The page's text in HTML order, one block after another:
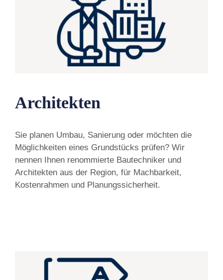
Architekten
Sie planen Umbau, Sanierung oder möchten die
Möglichkeiten eines Grundstücks prüfen? Wir
nennen Ihnen renommierte Bautechniker und
Architekten aus der Region, für Machbarkeit,
Kostenrahmen und Planungssicherheit.